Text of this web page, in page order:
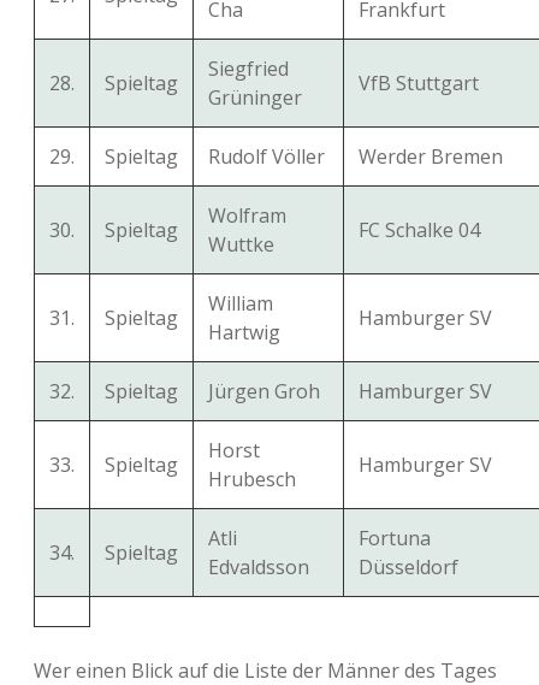
Cha Frankfurt
28. Spieltag
Siegfried
Grüninger
VfB Stuttgart
29. Spieltag Rudolf Völler Werder Bremen
30. Spieltag
Wolfram
Wuttke
FC Schalke 04
31. Spieltag
William
Hartwig
Hamburger SV
32. Spieltag Jürgen Groh Hamburger SV
33. Spieltag
Horst
Hrubesch
Hamburger SV
34. Spieltag
Atli
Edvaldsson
Fortuna
Düsseldorf
Wer einen Blick auf die Liste der Männer des Tages